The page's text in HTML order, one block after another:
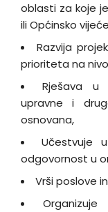
oblasti za koje
ili Općinsko
Razvija
prioriteta na
Rješava u
upravne i
osnovana,
Učestvuje
odgovornost u
Vrši poslove